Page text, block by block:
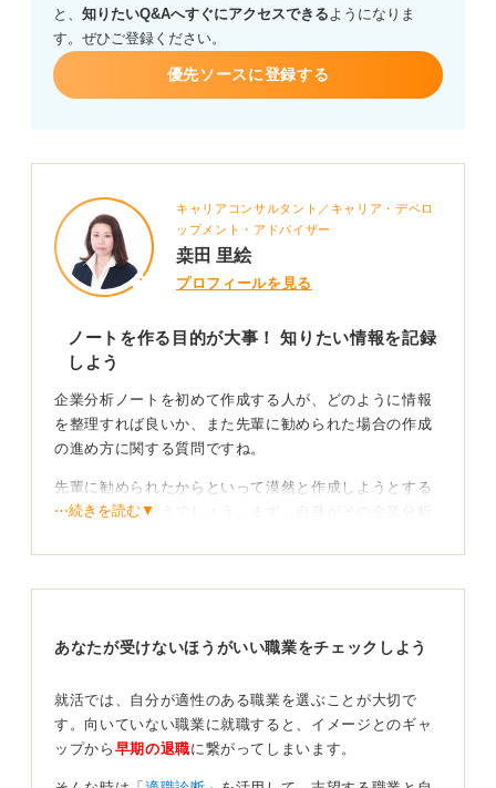
と、 知りたいQ&Aへすぐにアクセスできるようになりま
す。ぜひご登録ください。
優先ソースに登録する
キャリアコンサルタント／キャリア・デベロ
ップメント・アドバイザー
桒田 里絵
プロフィールを見る
ノートを作る目的が大事！ 知りたい情報を記録
しよう
企業分析ノートを初めて作成する人が、どのように情報
を整理すれば良いか、また先輩に勧められた場合の作成
の進め方に関する質問ですね。
先輩に勧められたからといって漠然と作成しようとする
と、迷ってしまうでしょう。まず、自身がその企業分析
とが最も重要です。
与水準といったデータだけでなく、同業の人がどのよう
なキャリアパスを辿っているのか、数年後にどのような
可能性があるのかといった情報を知りたいと思うはずで
す。
⋯続きを読む▼
あなたが受けないほうがいい職業をチェックしよう
就活では、自分が適性のある職業を選ぶことが大切で
す。向いていない職業に就職すると、イメージとのギャ
ップから 早期の退職に繋がってしまいます。